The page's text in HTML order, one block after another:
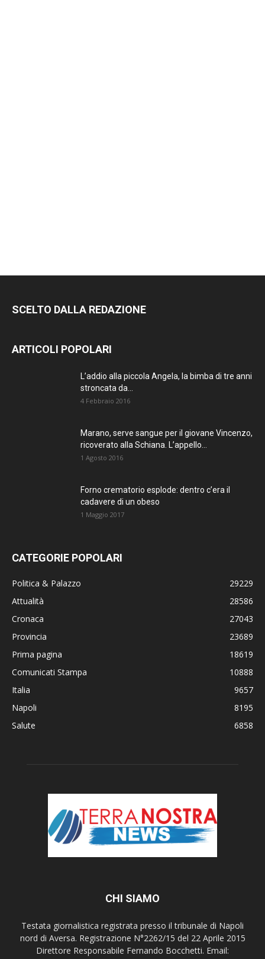
SCELTO DALLA REDAZIONE
ARTICOLI POPOLARI
L’addio alla piccola Angela, la bimba di tre anni
stroncata da...
4 Febbraio 2016
Marano, serve sangue per il giovane Vincenzo,
ricoverato alla Schiana. L’appello...
1 Agosto 2016
Forno crematorio esplode: dentro c’era il
cadavere di un obeso
1 Maggio 2017
CATEGORIE POPOLARI
Politica & Palazzo
29229
Attualità
28586
Cronaca
27043
Provincia
23689
Prima pagina
18619
Comunicati Stampa
10888
Italia
9657
Napoli
8195
Salute
6858
CHI SIAMO
Testata giornalistica registrata presso il tribunale di Napoli
nord di Aversa. Registrazione N°2262/15 del 22 Aprile 2015
Direttore Responsabile Fernando Bocchetti. Email: